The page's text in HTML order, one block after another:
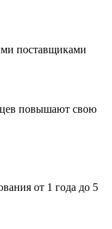
поставщиками
повышают свою
от 1 года до 5